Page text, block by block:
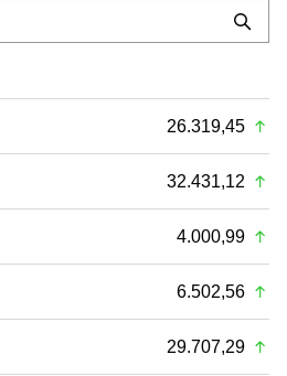
26.319,45
32.431,12
4.000,99
6.502,56
29.707,29